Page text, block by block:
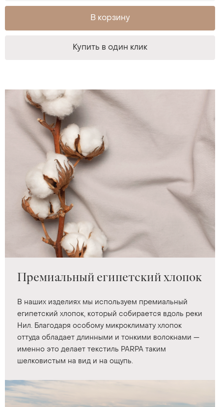
В корзину
Купить в один клик
Премиальный египетский хлопок
В наших изделиях мы используем премиальный
египетский хлопок, который собирается вдоль реки
Нил. Благодаря особому микроклимату хлопок
оттуда обладает длинными и тонкими волокнами —
именно это делает текстиль PARPA таким
шелковистым на вид и на ощупь.